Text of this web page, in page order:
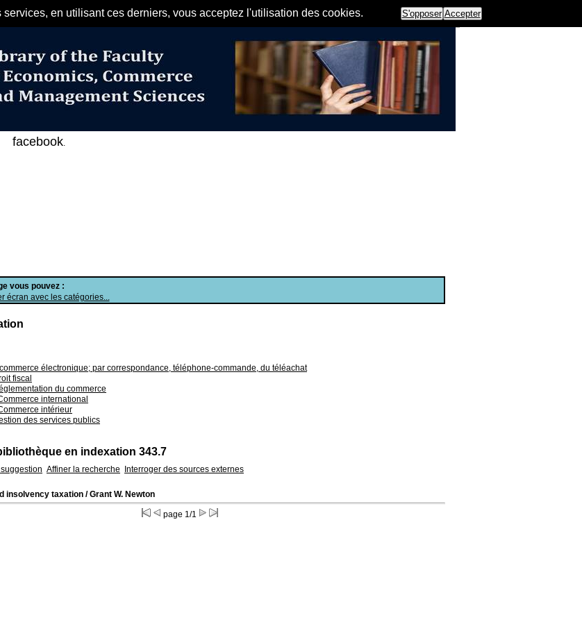
en utilisant ces derniers, vous acceptez l'utilisation des cookies. S'opposer Accepter
مرحبا بكم في الفهرس
vous pouvez :
écran avec les catégories...
électronique; par correspondance, téléphone-commande, du téléachat
fiscal
du commerce
international
intérieur
des services publics
en indexation 343.7
Affiner la recherche Interroger des sources externes
insolvency taxation / Grant W. Newton
page 1/1
facebook.